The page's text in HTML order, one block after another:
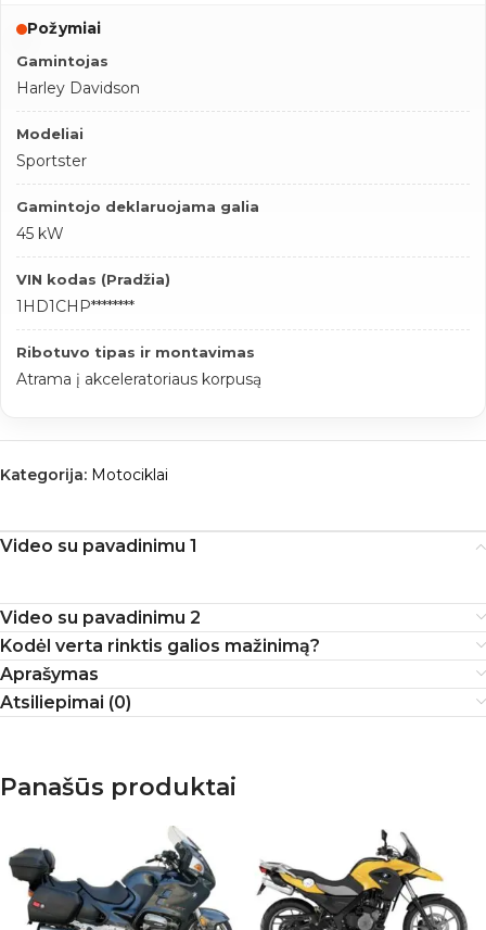
Požymiai
Gamintojas
Harley Davidson
Modeliai
Sportster
Gamintojo deklaruojama galia
45 kW
VIN kodas (Pradžia)
1HD1CHP********
Ribotuvo tipas ir montavimas
Atrama į akceleratoriaus korpusą
Kategorija: Motociklai
Video su pavadinimu 1
Video su pavadinimu 2
Kodėl verta rinktis galios mažinimą?
Aprašymas
Atsiliepimai (0)
Panašūs produktai